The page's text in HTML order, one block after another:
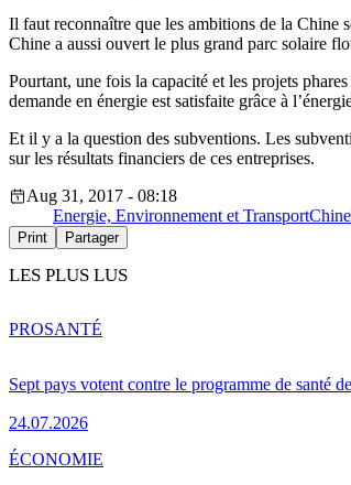
Il faut reconnaître que les ambitions de la Chine
Chine a aussi ouvert le plus grand parc solaire
Pourtant, une fois la capacité et les projets
demande en énergie est satisfaite grâce à
Et il y a la question des subventions. Les
sur les résultats financiers de ces entreprises.
Aug 31, 2017 - 08:18
Energie, Environnement et TransportChine
Print Partager
LES PLUS LUS
Sept pays votent contre le programme de santé
24.07.2026
PROSANTÉ
ÉCONOMIE